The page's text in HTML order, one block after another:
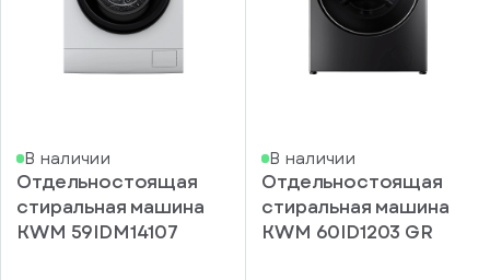
В наличии
Отдельностоящая
стиральная машина
KWM 59IDM14107
В наличии
Отдельностоящая
стиральная машина
KWM 60ID1203 GR